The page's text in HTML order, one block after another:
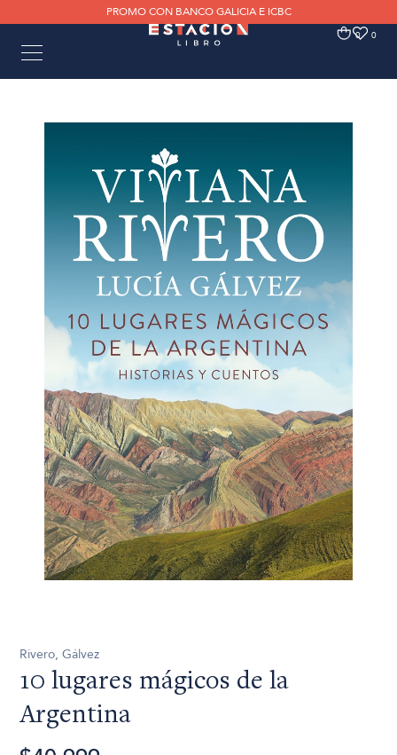
PROMO CON BANCO GALICIA E ICBC
0 0
Rivero, Gálvez
10 lugares mágicos de la
Argentina